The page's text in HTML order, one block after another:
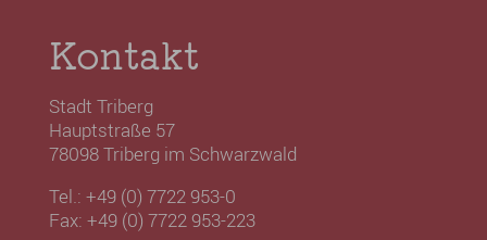
Kontakt
Stadt Triberg
Hauptstraße 57
78098 Triberg im Schwarzwald
Tel.: +49 (0) 7722 953-0
Fax: +49 (0) 7722 953-223